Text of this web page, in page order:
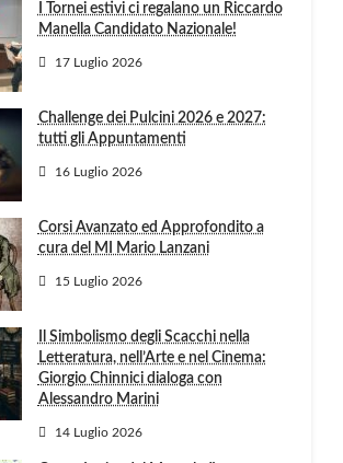
I Tornei estivi ci regalano un Riccardo
Manella Candidato Nazionale!
17 Luglio 2026
Challenge dei Pulcini 2026 e 2027:
tutti gli Appuntamenti
16 Luglio 2026
Corsi Avanzato ed Approfondito a
cura del MI Mario Lanzani
15 Luglio 2026
Il Simbolismo degli Scacchi nella
Letteratura, nell’Arte e nel Cinema:
Giorgio Chinnici dialoga con
Alessandro Marini
14 Luglio 2026